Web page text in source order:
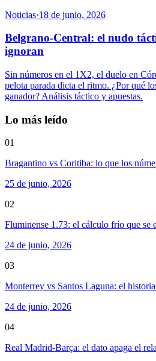
Noticias·18 de junio, 2026
Belgrano-Central: el nudo
ignoran
Sin números en el 1X2, el duelo en
pelota parada dicta el ritmo. ¿Por qué
ganador? Análisis táctico y apuestas.
Lo más leído
01
Bragantino vs Coritiba: lo que los
25 de junio, 2026
02
Fluminense 1.73: el cálculo frío que se
24 de junio, 2026
03
Monterrey vs Santos Laguna: el
24 de junio, 2026
04
Real Madrid-Barça: el dato apaga el